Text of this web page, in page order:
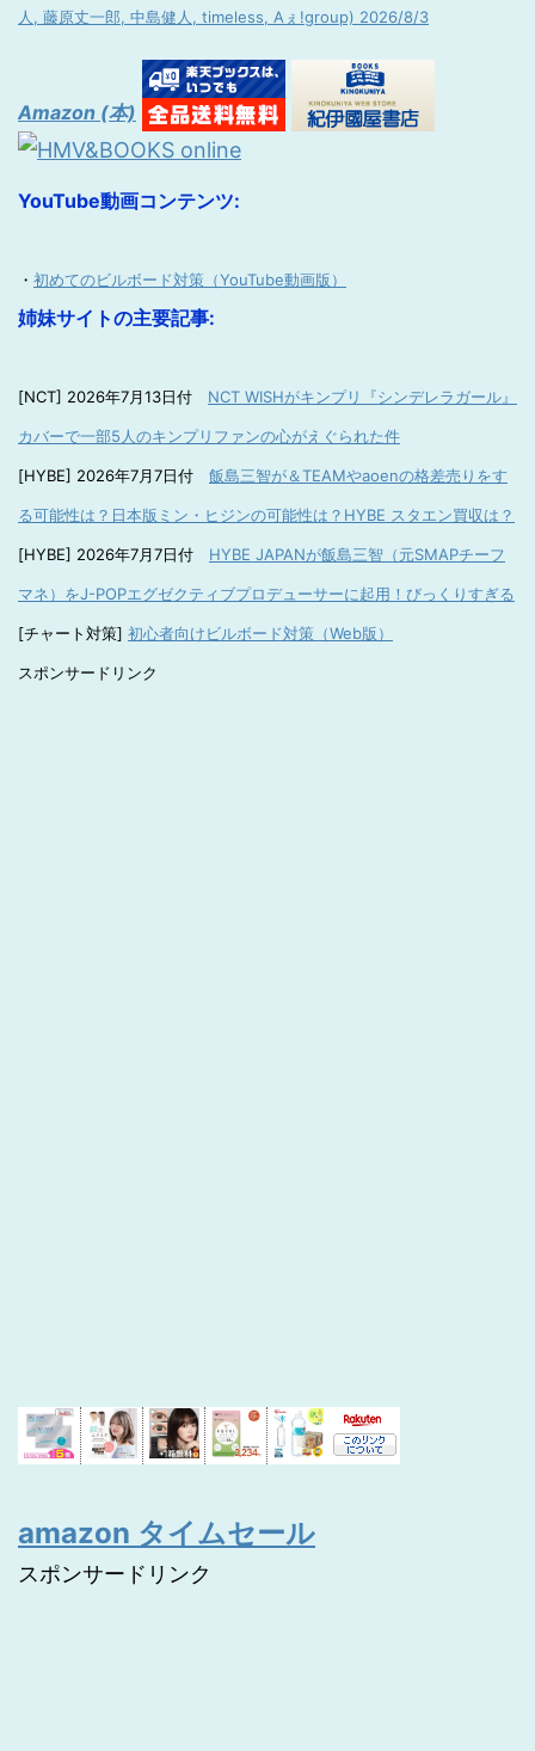
人, 藤原丈一郎, 中島健人, timeless, Aぇ!group) 2026/8/3
Amazon (本)
YouTube動画コンテンツ:
・ 初めてのビルボード対策（YouTube動画版）
姉妹サイトの主要記事:
[NCT] 2026年7月13日付 NCT WISHがキンプリ『シンデレラガール』
カバーで一部5人のキンプリファンの心がえぐられた件
[HYBE] 2026年7月7日付 飯島三智が＆TEAMやaoenの格差売りをす
る可能性は？日本版ミン・ヒジンの可能性は？HYBE スタエン買収は？
[HYBE] 2026年7月7日付 HYBE JAPANが飯島三智（元SMAPチーフ
マネ）をJ-POPエグゼクティブプロデューサーに起用！びっくりすぎる
[チャート対策] 初心者向けビルボード対策（Web版）
スポンサードリンク
amazon タイムセール
スポンサードリンク